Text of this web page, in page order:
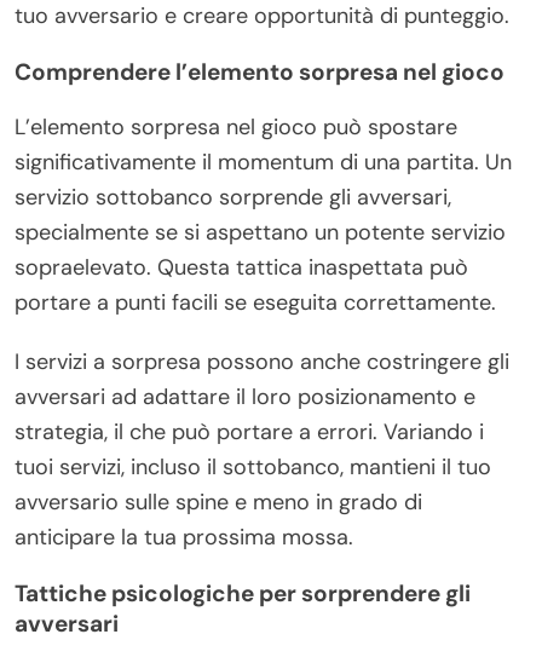
tuo avversario e creare opportunità di punteggio.
Comprendere l’elemento sorpresa nel gioco
L’elemento sorpresa nel gioco può spostare
significativamente il momentum di una partita. Un
servizio sottobanco sorprende gli avversari,
specialmente se si aspettano un potente servizio
sopraelevato. Questa tattica inaspettata può
portare a punti facili se eseguita correttamente.
I servizi a sorpresa possono anche costringere gli
avversari ad adattare il loro posizionamento e
strategia, il che può portare a errori. Variando i
tuoi servizi, incluso il sottobanco, mantieni il tuo
avversario sulle spine e meno in grado di
anticipare la tua prossima mossa.
Tattiche psicologiche per sorprendere gli
avversari